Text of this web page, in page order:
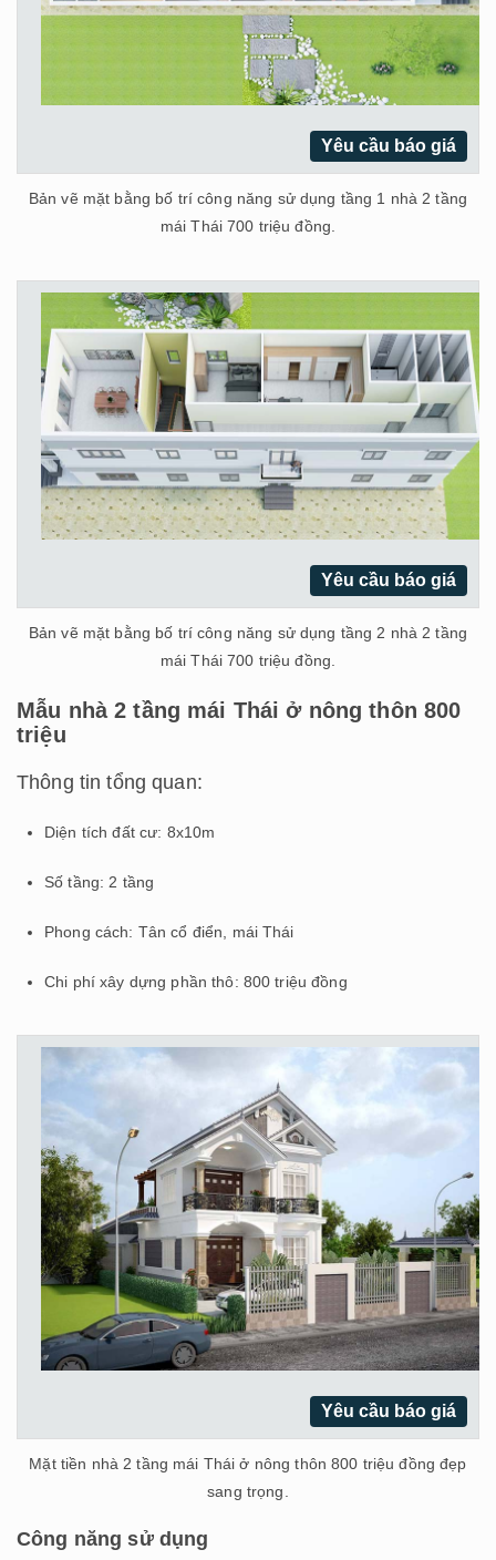
Yêu cầu báo giá
Bản vẽ mặt bằng bố trí công năng sử dụng tầng 1 nhà 2 tầng
mái Thái 700 triệu đồng.
Yêu cầu báo giá
Bản vẽ mặt bằng bố trí công năng sử dụng tầng 2 nhà 2 tầng
mái Thái 700 triệu đồng.
Mẫu nhà 2 tầng mái Thái ở nông thôn 800
triệu
Thông tin tổng quan:
Diện tích đất cư: 8x10m
Số tầng: 2 tầng
Phong cách: Tân cổ điển, mái Thái
Chi phí xây dựng phần thô: 800 triệu đồng
Yêu cầu báo giá
Mặt tiền nhà 2 tầng mái Thái ở nông thôn 800 triệu đồng đẹp
sang trọng.
Công năng sử dụng